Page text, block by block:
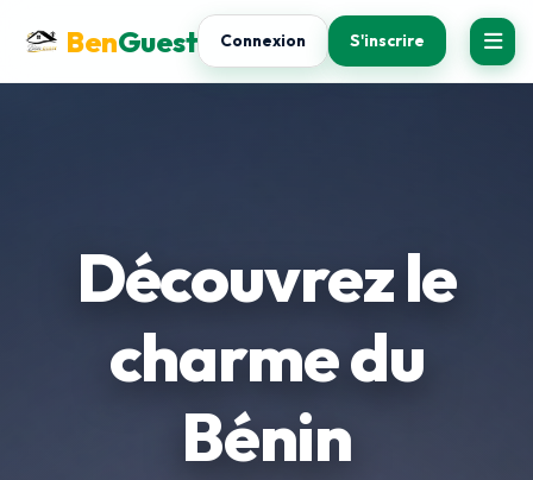
BenGuest Connexion S'inscrire
Découvrez le
charme du
Bénin